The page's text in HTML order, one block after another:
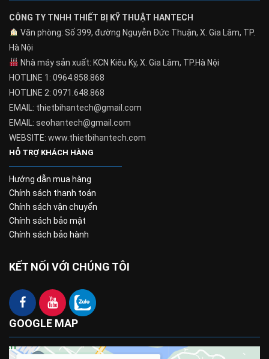
CÔNG TY TNHH THIẾT BỊ KỸ THUẬT HANTECH
Văn phòng: Số 399, đường Nguyễn Đức Thuận, X. Gia Lâm, TP.
Hà Nội
Nhà máy sản xuất: KCN Kiêu Kỵ, X. Gia Lâm, TP.Hà Nội
HOTLINE 1: 0964.858.868
HOTLINE 2: 0971.648.868
EMAIL: thietbihantech@gmail.com
EMAIL: seohantech@gmail.com
WEBSITE: www.thietbihantech.com
HỖ TRỢ KHÁCH HÀNG
Hướng dẫn mua hàng
Chính sách thanh toán
Chính sách vận chuyển
Chính sách bảo mật
Chính sách bảo hành
KẾT NỐI VỚI CHÚNG TÔI
GOOGLE MAP